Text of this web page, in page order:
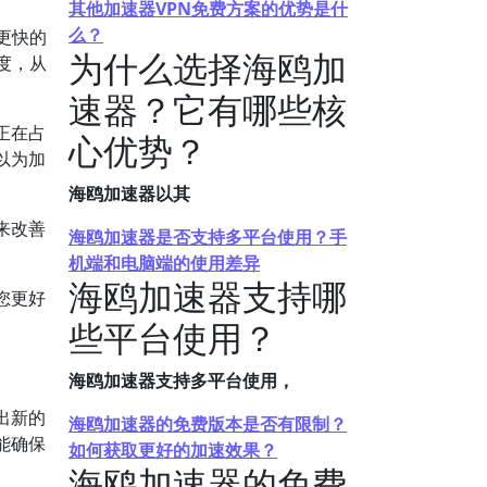
快的
，从
在占
为加
改善
更好
新的
确保
其他加速器VPN免费方案的优势是什
么？
为什么选择海鸥加
速器？它有哪些核
心优势？
海鸥加速器以其
海鸥加速器是否支持多平台使用？手
机端和电脑端的使用差异
海鸥加速器支持哪
些平台使用？
海鸥加速器支持多平台使用，
海鸥加速器的免费版本是否有限制？
如何获取更好的加速效果？